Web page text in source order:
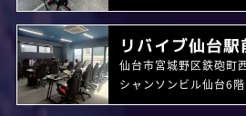
リバイブ仙台駅
仙台市宮城野区鉄砲町
シャンソンビル仙台6階